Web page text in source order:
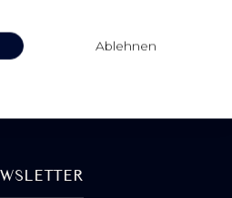
Ablehnen